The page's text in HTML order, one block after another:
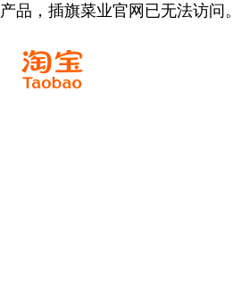
产品，插旗菜业官网已无法访问。